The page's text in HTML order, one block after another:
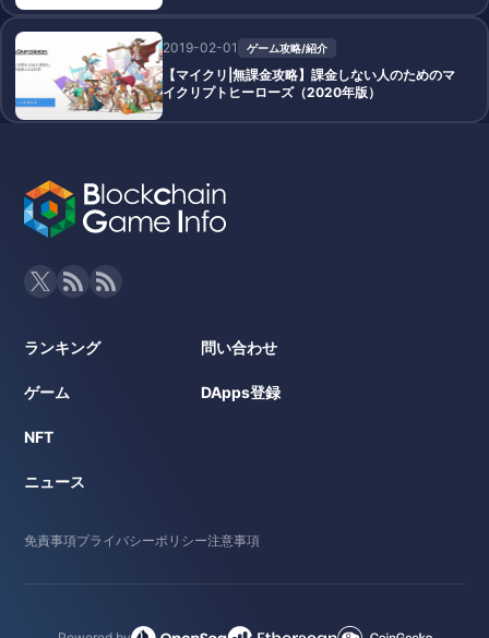
2019-02-01 ゲーム攻略/紹介
【マイクリ|無課金攻略】課金しない人のためのマ
イクリプトヒーローズ（2020年版）
ランキング
ゲーム
NFT
ニュース
問い合わせ
DApps登録
免責事項プライバシーポリシー注意事項